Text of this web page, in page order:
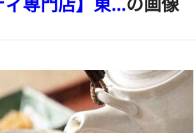
専門店】東...の画像